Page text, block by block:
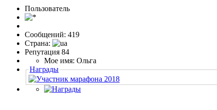
Пользовaтeль
Сообщений: 419
Страна:
Репутация 84
Мое имя: Ольга
Награды